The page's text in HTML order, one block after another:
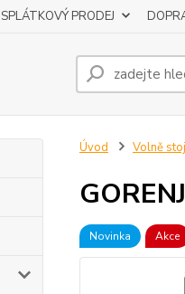
SPLÁTKOVÝ PRODEJ
Úvod Volně
Novinka Akce